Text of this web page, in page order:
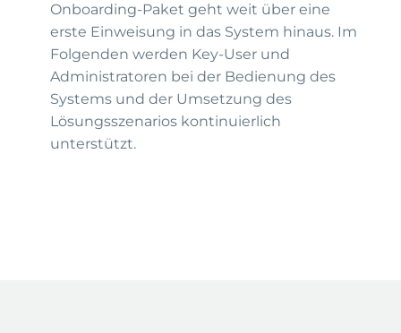
Onboarding-Paket geht weit über eine
erste Einweisung in das System hinaus. Im
Folgenden werden Key-User und
Administratoren bei der Bedienung des
Systems und der Umsetzung des
Lösungsszenarios kontinuierlich
unterstützt.